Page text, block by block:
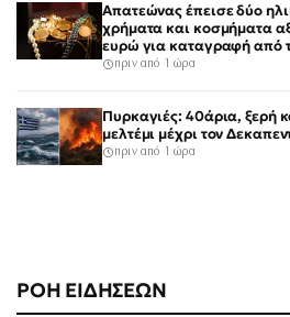
ΡΟΗ ΕΙΔΗΣΕΩΝ
Απατεώνας έπεισε δύο
χρήματα και κοσμήματα
ευρώ για καταγραφή από
πριν από 1 ώρα
Πυρκαγιές: 40άρια, ξερή
μελτέμι μέχρι τον
πριν από 1 ώρα